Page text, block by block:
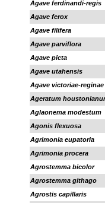
Agave ferdinandi-regis
Agave ferox
Agave filifera
Agave parviflora
Agave picta
Agave utahensis
Agave victoriae-reginae
Ageratum
Aglaonema modestum
Agonis flexuosa
Agrimonia eupatoria
Agrimonia procera
Agrostemma bicolor
Agrostemma githago
Agrostis capillaris